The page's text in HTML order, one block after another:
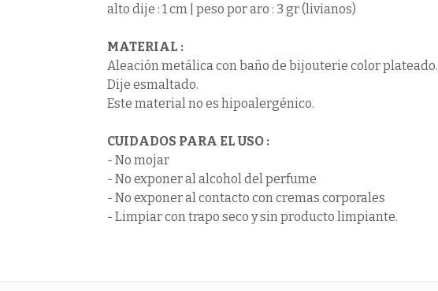
alto dije : 1 cm | peso por aro : 3 gr (livianos)
MATERIAL :
Aleación metálica con baño de bijouterie color plateado.
Dije esmaltado.
Este material no es hipoalergénico.
CUIDADOS PARA EL USO:
- No mojar
- No exponer al alcohol del perfume
- No exponer al contacto con cremas corporales
- Limpiar con trapo seco y sin producto limpiante.